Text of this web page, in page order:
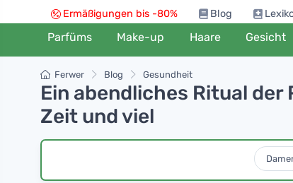
Ermäßigungen bis -80% Blog
Parfüms Make-up Haare Gesicht
Ferwer Blog Gesundheit
Ein abendliches Ritual der
Zeit und viel